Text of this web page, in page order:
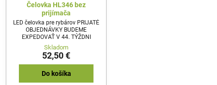
Čelovka HL346 bez
prijímača
LED čelovka pre rybárov PRIJATÉ
OBJEDNÁVKY BUDEME
EXPEDOVAŤ V 44. TÝŽDNI
Skladom
52,50 €
Do košíka